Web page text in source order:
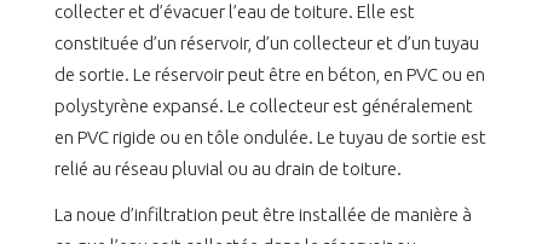
collecter et d’évacuer l’eau de toiture. Elle est
constituée d’un réservoir, d’un collecteur et d’un tuyau
de sortie. Le réservoir peut être en béton, en PVC ou en
polystyrène expansé. Le collecteur est généralement
en PVC rigide ou en tôle ondulée. Le tuyau de sortie est
relié au réseau pluvial ou au drain de toiture.
La noue d’infiltration peut être installée de manière à